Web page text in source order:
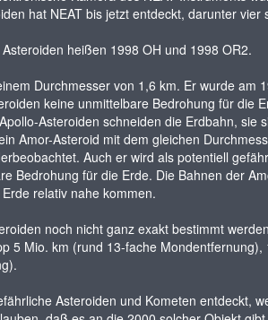
hat NEAT bis jetzt entdeckt, darunter
heißen 1998 OH und 1998 OR2.
Durchmesser von 1,6 km. Er wurde am
keine unmittelbare Bedrohung für die
Asteroiden schneiden die Erdbahn,
Amor-Asteroid mit dem gleichen
Auch er wird als potentiell
Bedrohung für die Erde. Die Bahnen der
relativ nahe kommen.
noch nicht ganz exakt bestimmt
5 Mio. km (rund 13-fache
Asteroiden und Kometen entdeckt,